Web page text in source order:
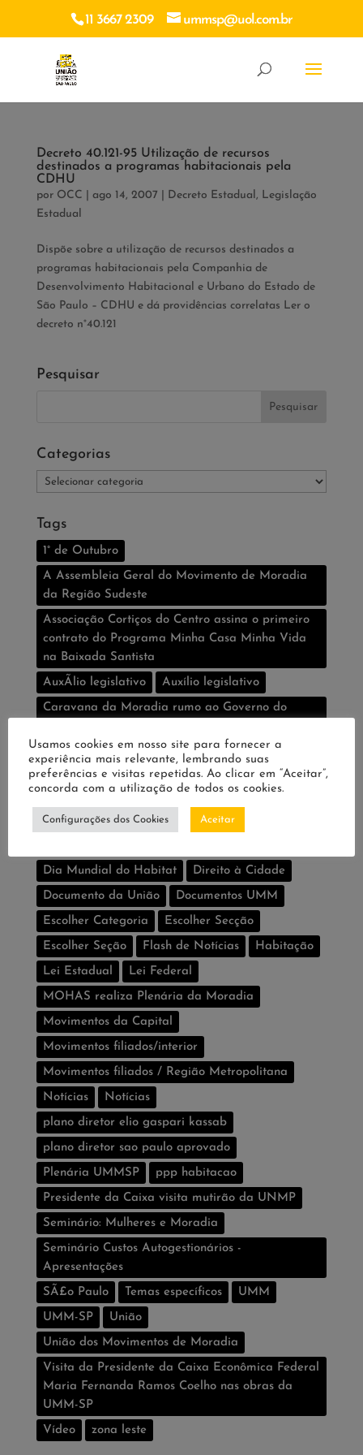
11 3667 2309 ummsp@uol.com.br
Decreto 40.121-95 Utilização de recursos
destinados a programas habitacionais pela
CDHU
por OCC ago 14, 2007 Decreto Estadual, Legislação
Estadual
Dispõe sobre a utilização de recursos destinados a
programas habitacionais pela Companhia de
Desenvolvimento Habitacional e Urbano do Estado de
São Paulo – CDHU e dá providências correlatas Ler o
decreto n°40.121
Pesquisar
Categorias
Categorias
Tags
1° de Outubro
A Assembleia Geral do Movimento de Moradia
da Região Sudeste
Associação Cortiços do Centro assina o primeiro
contrato do Programa Minha Casa Minha Vida
na Baixada Santista
AuxÃ­lio legislativo Auxí­lio legislativo
Caravana da Moradia rumo ao Governo do
CDHU Centro de São Paulo
Conselho e Fundo Estadual de Habitação são
aprovados
Construindo o Direito à Cidade
Dia Mundial do Habitat Direito à Cidade
Documento da União Documentos UMM
Escolher Categoria Escolher Secção
Escolher Seção Flash de Notí­cias Habitação
Lei Estadual Lei Federal
MOHAS realiza Plenária da Moradia
Movimentos da Capital
Movimentos filiados/interior
Movimentos filiados / Região Metropolitana
Notícias Notí­cias
plano diretor elio gaspari kassab
plano diretor sao paulo aprovado
Plenária UMMSP ppp habitacao
Presidente da Caixa visita mutirão da UNMP
Seminário: Mulheres e Moradia
Seminário Custos Autogestionários -
Apresentações
SÃ£o Paulo Temas especí­ficos UMM
UMM-SP União
União dos Movimentos de Moradia
Visita da Presidente da Caixa Econômica Federal
Maria Fernanda Ramos Coelho nas obras da
UMM-SP
Vídeo zona leste
Usamos cookies em nosso site para fornecer a
experiência mais relevante, lembrando suas
preferências e visitas repetidas. Ao clicar em “Aceitar”,
concorda com a utilização de todos os cookies.
Configurações dos Cookies Aceitar